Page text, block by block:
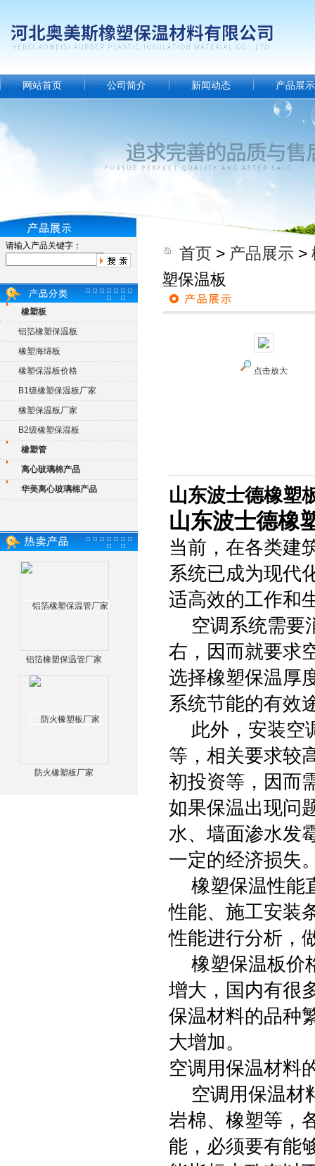
网站首页 公司简介 新闻动态 产品展示
请输入产品关键字：
橡塑板
铝箔橡塑保温板
橡塑海绵板
橡塑保温板价格
B1级橡塑保温板厂家
橡塑保温板厂家
B2级橡塑保温板
橡塑管
离心玻璃棉产品
华美离心玻璃棉产品
铝箔橡塑保温管厂家
防火橡塑板厂家
首页 > 产品展示 >
塑保温板
点击放大
山东波士德橡塑
山东波士德橡
当前，在各类建
系统已成为现代
适高效的工作和
空调系统需要
右，因而就要求
选择橡塑保温厚
系统节能的有效
此外，安装空
等，相关要求较
初投资等，因而
如果保温出现问
水、墙面渗水发
一定的经济损失
橡塑保温性能
性能、施工安装
性能进行分析，
橡塑保温板价
增大，国内有很
保温材料的品种
大增加。
空调用保温材料
空调用保温材
岩棉、橡塑等，
能，必须要有能